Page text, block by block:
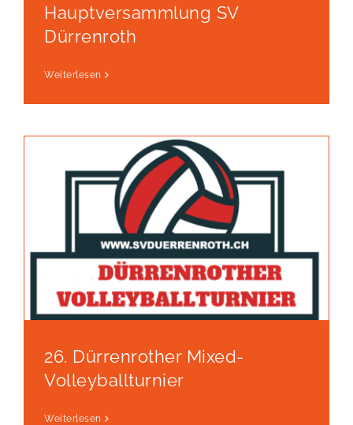
Hauptversammlung SV
Dürrenroth
Weiterlesen
26. Dürrenrother Mixed-
Volleyballturnier
Weiterlesen